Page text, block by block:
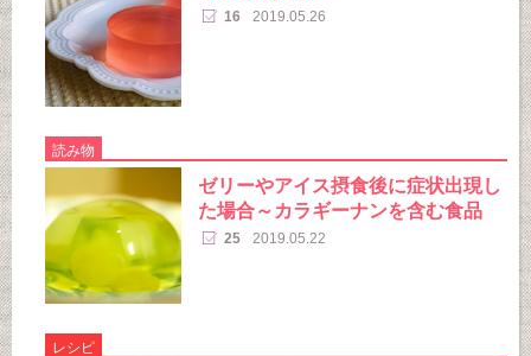
16 2019.05.26
読み物
ゼリーやアイス摂食後に症状出現し
た場合～カラギーナンを含む食品
25 2019.05.22
レシピ